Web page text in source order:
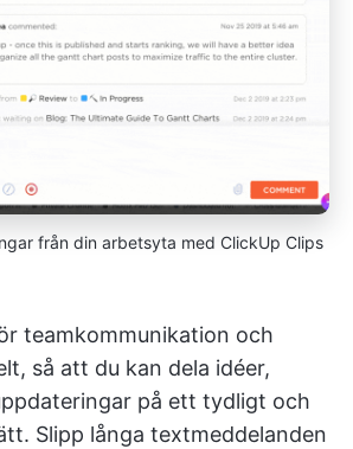
från din arbetsyta med ClickUp Clips
teamkommunikation och
så att du kan dela idéer,
på ett tydligt och
Slipp långa textmeddelanden